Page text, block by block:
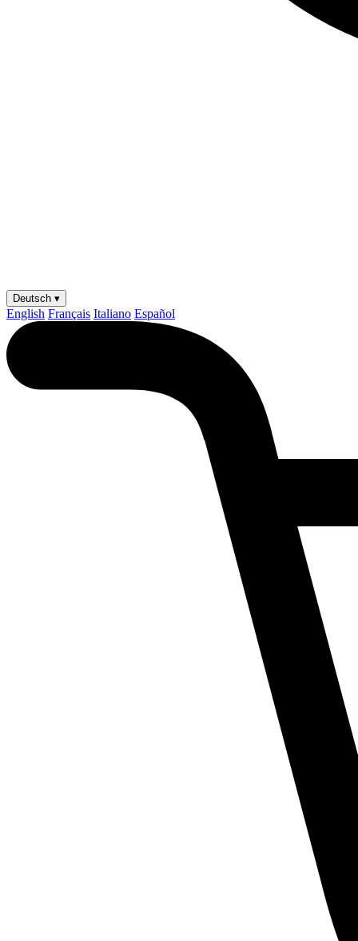
Deutsch ▾
English Français Italiano Español